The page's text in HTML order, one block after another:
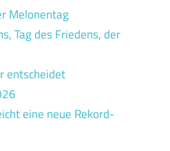
Melonentag
Tag des Friedens, der
entscheidet
eine neue Rekord-